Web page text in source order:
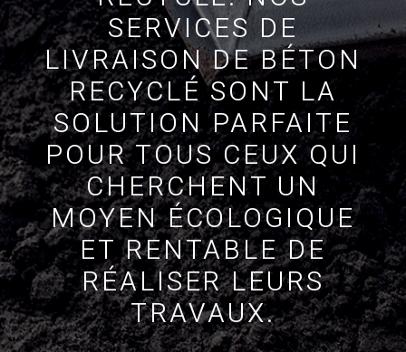
SERVICES DE
LIVRAISON DE BÉTON
RECYCLÉ SONT LA
SOLUTION PARFAITE
POUR TOUS CEUX QUI
CHERCHENT UN
MOYEN ÉCOLOGIQUE
ET RENTABLE DE
RÉALISER LEURS
TRAVAUX.